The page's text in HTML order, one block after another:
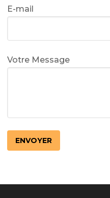
E-mail
Votre Message
LotoMart
Бай Лото
escort barcelone
https://intimaties.net/
eros houston
albanianescort